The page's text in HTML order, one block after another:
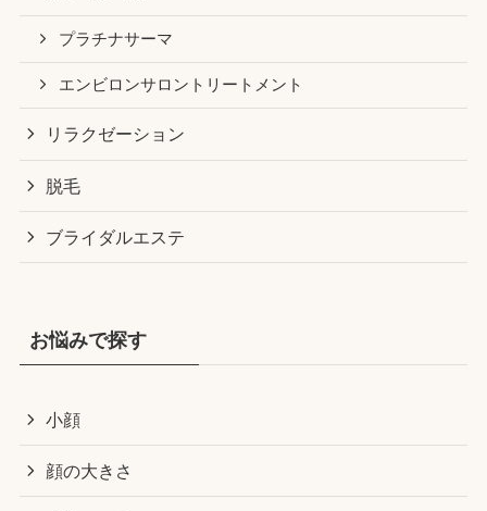
プラチナサーマ
エンビロンサロントリートメント
リラクゼーション
脱毛
ブライダルエステ
お悩みで探す
小顔
顔の大きさ